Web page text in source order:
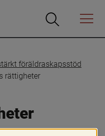
Öppna
Öppna
Menyn
föräldraskapsstöd
rättigheter